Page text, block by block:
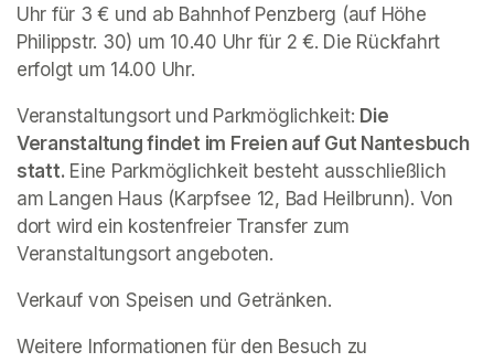
Uhr für 3 € und ab Bahnhof Penzberg (auf Höhe
Philippstr. 30) um 10.40 Uhr für 2 €. Die Rückfahrt
erfolgt um 14.00 Uhr.
Veranstaltungsort und Parkmöglichkeit: Die
Veranstaltung findet im Freien auf Gut Nantesbuch
statt. Eine Parkmöglichkeit besteht ausschließlich
am Langen Haus (Karpfsee 12, Bad Heilbrunn). Von
dort wird ein kostenfreier Transfer zum
Veranstaltungsort angeboten.
Verkauf von Speisen und Getränken.
Weitere Informationen für den Besuch zu